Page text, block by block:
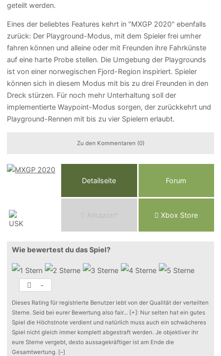
geteilt werden.
Eines der beliebtes Features kehrt in "MXGP 2020" ebenfalls
zurück: Der Playground-Modus, mit dem Spieler frei umher
fahren können und alleine oder mit Freunden ihre Fahrkünste
auf eine harte Probe stellen. Die Umgebung der Playgrounds
ist von einer norwegischen Fjord-Region inspiriert. Spieler
können sich in diesem Modus mit bis zu drei Freunden in den
Dreck stürzen. Für noch mehr Unterhaltung soll der
implementierte Waypoint-Modus sorgen, der zurückkehrt und
Playground-Rennen mit bis zu vier Spielern erlaubt.
Zu den Kommentaren (0)
Detailseite Forum
Ama o n* Xbox Store
Wie bewertest du das Spiel?
-
Dieses Rating für registrierte Benutzer lebt von der Qualität der verteilten
Sterne. Seid bei eurer Bewertung also fair... [+]: Nur selten hat ein gutes
Spiel die Höchstnote verdient und natürlich muss auch ein schwächeres
Spiel nicht gleich immer komplett abgestraft werden. Je objektiver ihr
eure Sterne vergebt, desto aussagekräftiger ist am Ende die
Gesamtwertung. [–]